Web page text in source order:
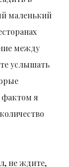
маленький
между
услышать
фактом я
не ждите,